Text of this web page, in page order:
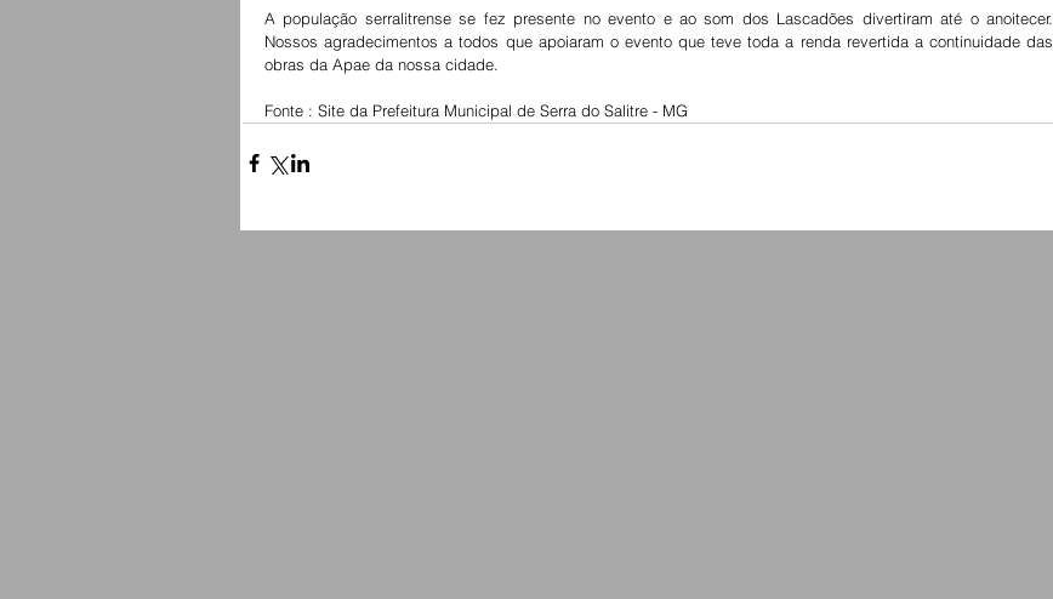
A população serralitrense se fez presente no evento e ao som dos Lascadões divertiram até o anoitecer.
Nossos agradecimentos a todos que apoiaram o evento que teve toda a renda revertida a continuidade das
obras da Apae da nossa cidade.
Fonte : Site da Prefeitura Municipal de Serra do Salitre - MG